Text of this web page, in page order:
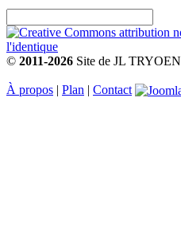
© 2011-2026 Site de JL TRYOEN
À propos | Plan | Contact